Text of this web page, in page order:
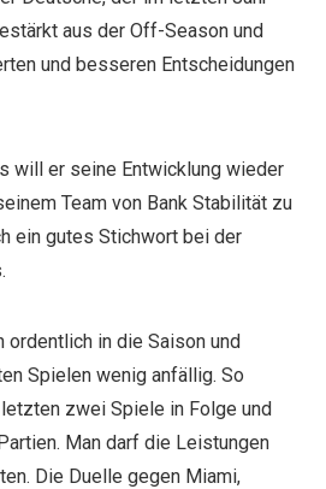
aus der Off-Season und
und besseren Entscheidungen
will er seine Entwicklung wieder
Team von Bank Stabilität zu
ein gutes Stichwort bei der
ordentlich in die Saison und
Spielen wenig anfällig. So
zwei Spiele in Folge und
Man darf die Leistungen
Die Duelle gegen Miami,